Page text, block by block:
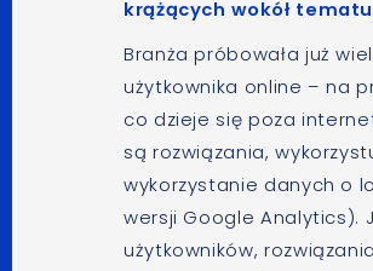
krążących wokół
Branża próbowała już
użytkownika online – na
co dzieje się poza
są rozwiązania,
wykorzystanie danych o
wersji Google Analytics).
użytkowników,